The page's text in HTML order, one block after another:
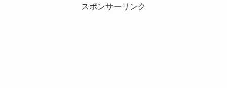
スポンサーリンク